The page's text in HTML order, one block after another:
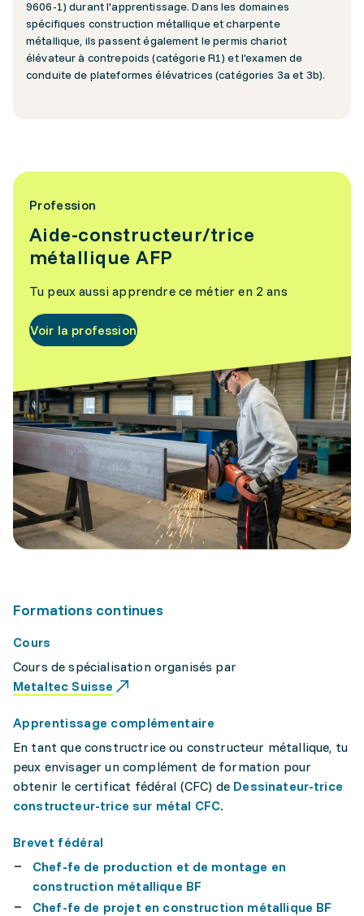
9606-1) durant l'apprentissage. Dans les domaines
spécifiques construction métallique et charpente
métallique, ils passent également le permis chariot
élévateur à contrepoids (catégorie R1) et l'examen de
conduite de plateformes élévatrices (catégories 3a et 3b).
Profession
Aide-constructeur/trice
métallique AFP
Tu peux aussi apprendre ce métier en 2 ans
Voir la profession
Formations continues
Cours
Cours de spécialisation organisés par
Metaltec Suisse
Apprentissage complémentaire
En tant que constructrice ou constructeur métallique, tu
peux envisager un complément de formation pour
obtenir le certificat fédéral (CFC) de Dessinateur-trice
constructeur-trice sur métal CFC.
Brevet fédéral
Chef-fe de production et de montage en
construction métallique BF
Chef-fe de projet en construction métallique BF